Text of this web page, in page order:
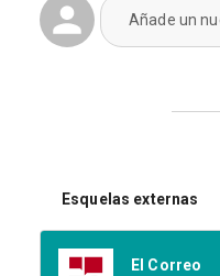
Añade un
Esquelas externas
El Correo